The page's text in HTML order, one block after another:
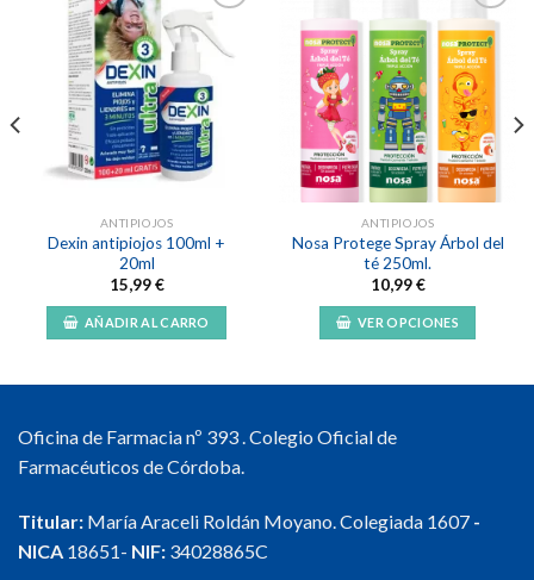
a la
lista de
deseos
ANTIPIOJOS
Dexin antipiojos 100ml +
20ml
15,99€
AÑADIR AL CARRO
Añadir
a la
lista de
deseos
ANTIPIOJOS
Nosa Protege Spray Árbol del
té 250ml.
10,99€
VER OPCIONES
se
Oficina de Farmacia nº 393 . Colegio Oficial de
Farmacéuticos de Córdoba.
Titular: María Araceli Roldán Moyano. Colegiada 1607 -
NICA 18651- NIF: 34028865C